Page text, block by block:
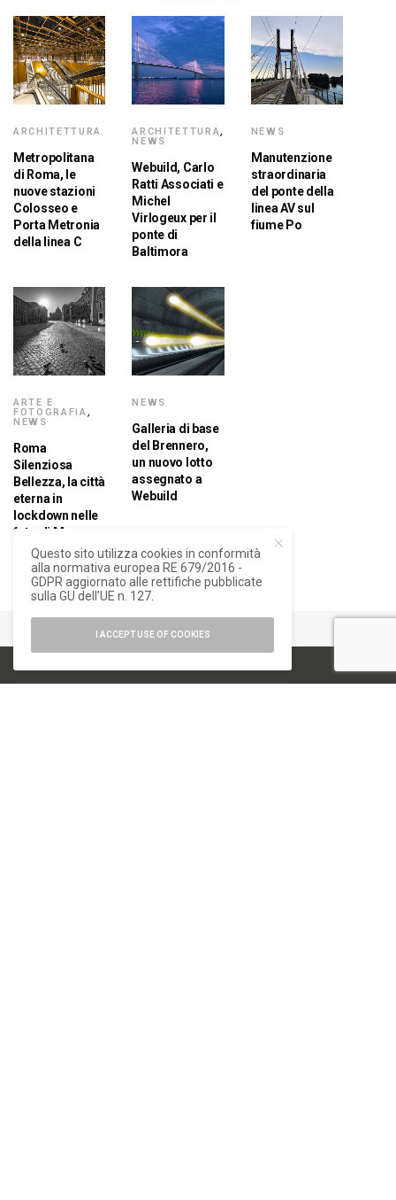
ARCHITETTURA
Metropolitana
di Roma, le
nuove stazioni
Colosseo e
Porta Metronia
della linea C
ARCHITETTURA,
NEWS
Webuild, Carlo
Ratti Associati e
Michel
Virlogeux per il
ponte di
Baltimora
NEWS
Manutenzione
straordinaria
del ponte della
linea AV sul
fiume Po
ARTE E
FOTOGRAFIA,
NEWS
Roma
Silenziosa
Bellezza, la città
eterna in
lockdown nelle
foto di Moreno
Maggi
NEWS
Galleria di base
del Brennero,
un nuovo lotto
assegnato a
Webuild
Questo sito utilizza cookies in conformità
alla normativa europea RE 679/2016 -
GDPR aggiornato alle rettifiche pubblicate
sulla GU dell’UE n. 127.
I ACCEPT USE OF COOKIES